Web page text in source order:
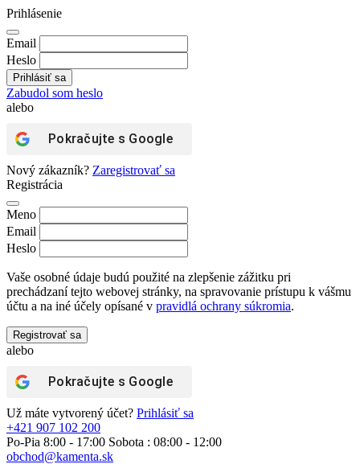
Prihlásenie
Email
Heslo
Zabudol som heslo
alebo
Pokračujte s Google
Nový zákazník? Zaregistrovať sa
Registrácia
Meno
Email
Heslo
Vaše osobné údaje budú použité na zlepšenie zážitku pri
prechádzaní tejto webovej stránky, na spravovanie prístupu k vášmu
účtu a na iné účely opísané v pravidlá ochrany súkromia.
Registrovať sa
alebo
Pokračujte s Google
Už máte vytvorený účet? Prihlásiť sa
+421 907 102 200
Po-Pia 8:00 - 17:00 Sobota : 08:00 - 12:00
obchod@kamenta.sk